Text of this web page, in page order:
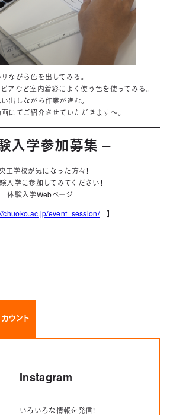
ながら色を出してみる。
アなど室内着彩によく使う色を使ってみる。
出しながら作業が進む。
にてご紹介させていただきます～。
入学参加募集 –
工学校が気になった方々！
入学に参加してみてください！
体験入学Webページ
chuoko.ac.jp/event_session/ 】
ウント
Instagram
いろいろな情報を発信！